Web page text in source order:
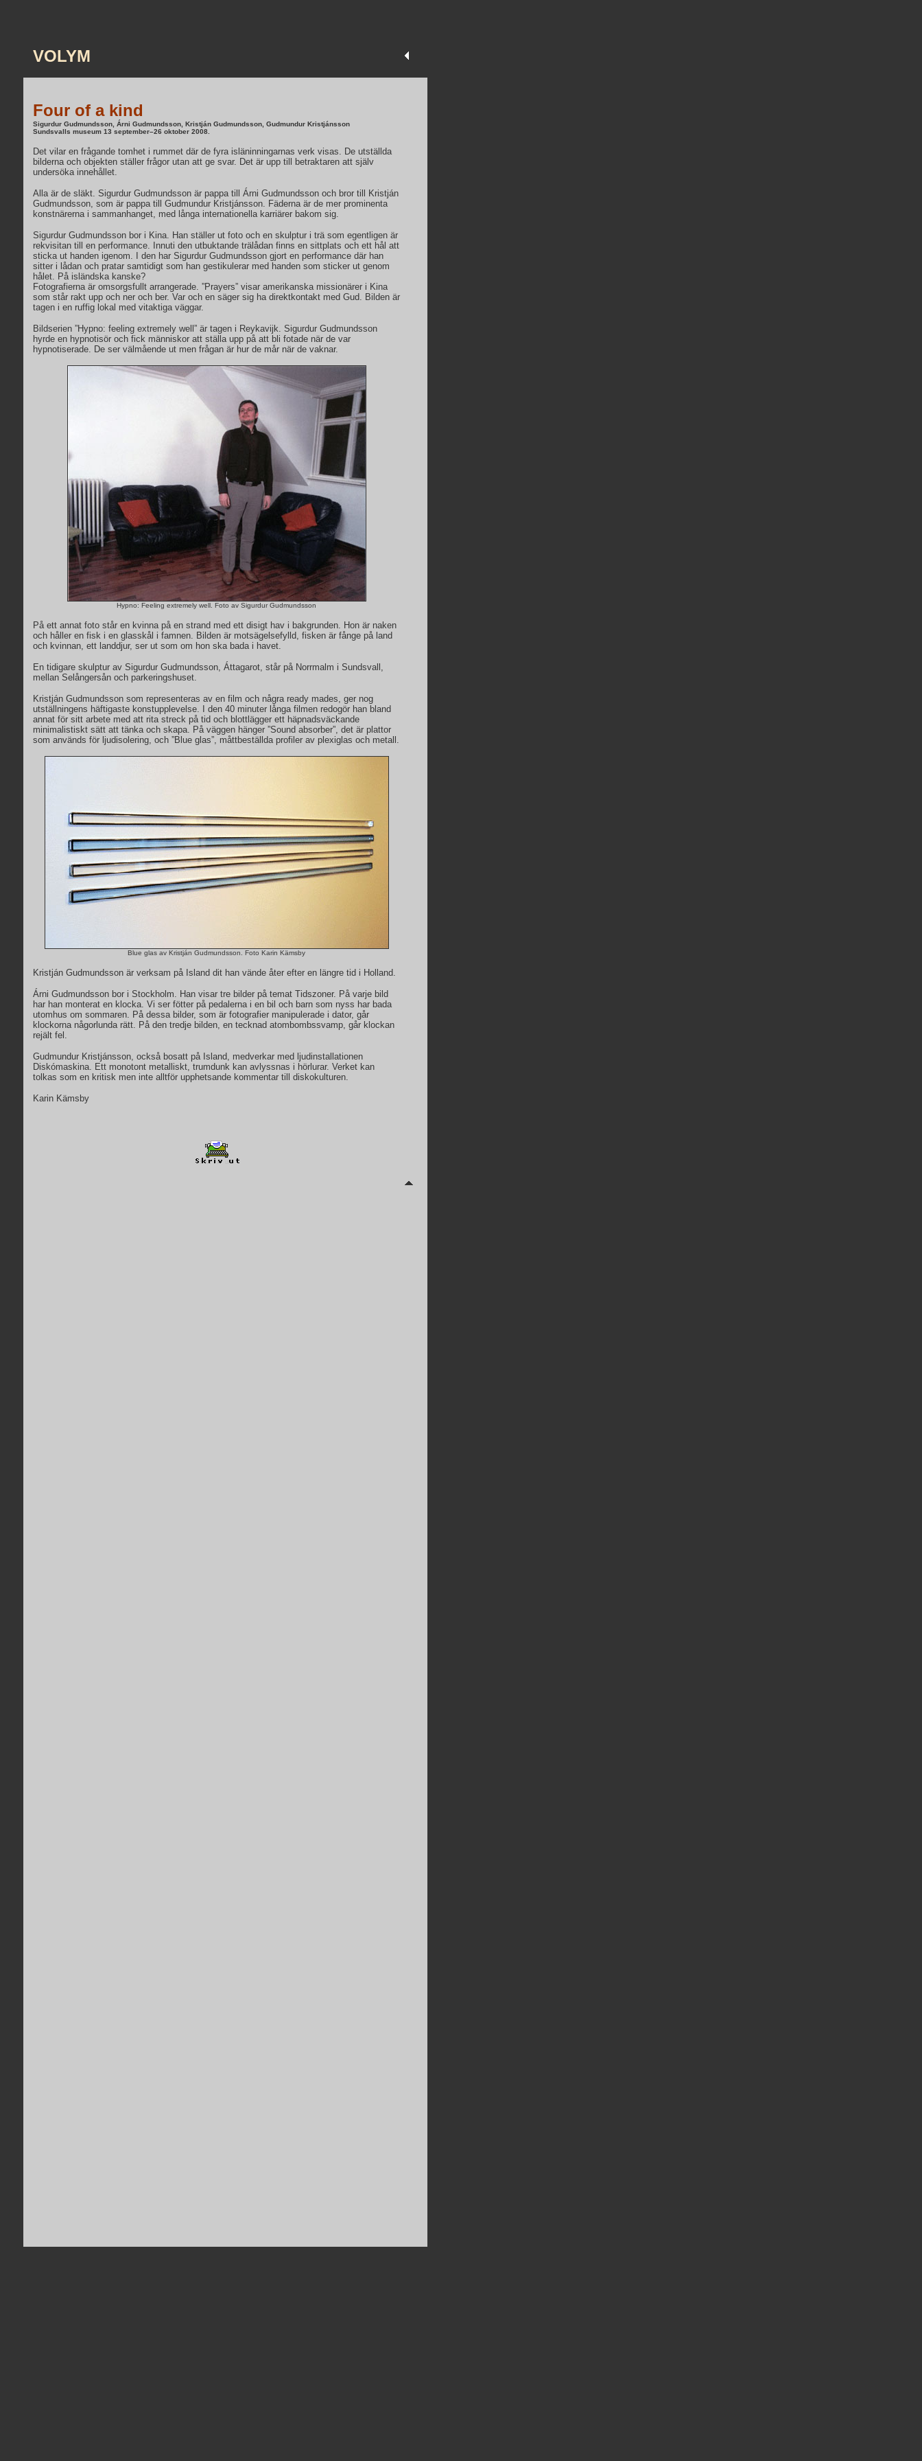
VOLYM
Four of a kind
Sigurdur Gudmundsson, Árni Gudmundsson, Kristján Gudmundsson, Gudmundur Kristjánsson
Sundsvalls museum 13 september–26 oktober 2008.
Det vilar en frågande tomhet i rummet där de fyra isläninningarnas verk visas. De utställda
bilderna och objekten ställer frågor utan att ge svar. Det är upp till betraktaren att själv
undersöka innehållet.
Alla är de släkt. Sigurdur Gudmundsson är pappa till Árni Gudmundsson och bror till Kristján
Gudmundsson, som är pappa till Gudmundur Kristjánsson. Fäderna är de mer prominenta
konstnärerna i sammanhanget, med långa internationella karriärer bakom sig.
Sigurdur Gudmundsson bor i Kina. Han ställer ut foto och en skulptur i trä som egentligen är
rekvisitan till en performance. Innuti den utbuktande trälådan finns en sittplats och ett hål att
sticka ut handen igenom. I den har Sigurdur Gudmundsson gjort en performance där han
sitter i lådan och pratar samtidigt som han gestikulerar med handen som sticker ut genom
hålet. På isländska kanske?
Fotografierna är omsorgsfullt arrangerade. ”Prayers” visar amerikanska missionärer i Kina
som står rakt upp och ner och ber. Var och en säger sig ha direktkontakt med Gud. Bilden är
tagen i en ruffig lokal med vitaktiga väggar.
Bildserien ”Hypno: feeling extremely well” är tagen i Reykavijk. Sigurdur Gudmundsson
hyrde en hypnotisör och fick människor att ställa upp på att bli fotade när de var
hypnotiserade. De ser välmående ut men frågan är hur de mår när de vaknar.
Hypno: Feeling extremely well. Foto av Sigurdur Gudmundsson
På ett annat foto står en kvinna på en strand med ett disigt hav i bakgrunden. Hon är naken
och håller en fisk i en glasskål i famnen. Bilden är motsägelsefylld, fisken är fånge på land
och kvinnan, ett landdjur, ser ut som om hon ska bada i havet.
En tidigare skulptur av Sigurdur Gudmundsson, Áttagarot, står på Norrmalm i Sundsvall,
mellan Selångersån och parkeringshuset.
Kristján Gudmundsson som representeras av en film och några ready mades, ger nog
utställningens häftigaste konstupplevelse. I den 40 minuter långa filmen redogör han bland
annat för sitt arbete med att rita streck på tid och blottlägger ett häpnadsväckande
minimalistiskt sätt att tänka och skapa. På väggen hänger ”Sound absorber”, det är plattor
som används för ljudisolering, och ”Blue glas”, måttbeställda profiler av plexiglas och metall.
Blue glas av Kristján Gudmundsson. Foto Karin Kämsby
Kristján Gudmundsson är verksam på Island dit han vände åter efter en längre tid i Holland.
Árni Gudmundsson bor i Stockholm. Han visar tre bilder på temat Tidszoner. På varje bild
har han monterat en klocka. Vi ser fötter på pedalerna i en bil och barn som nyss har bada
utomhus om sommaren. På dessa bilder, som är fotografier manipulerade i dator, går
klockorna någorlunda rätt. På den tredje bilden, en tecknad atombombssvamp, går klockan
rejält fel.
Gudmundur Kristjánsson, också bosatt på Island, medverkar med ljudinstallationen
Diskómaskina. Ett monotont metalliskt, trumdunk kan avlyssnas i hörlurar. Verket kan
tolkas som en kritisk men inte alltför upphetsande kommentar till diskokulturen.
Karin Kämsby